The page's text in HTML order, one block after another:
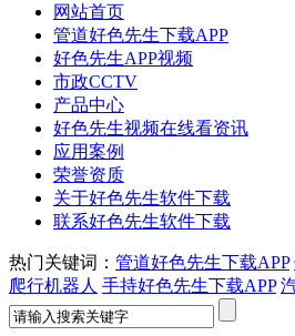
网站首页
管道好色先生下载APP
好色先生APP视频
市政CCTV
产品中心
好色先生视频在线看资讯
应用案例
荣誉资质
关于好色先生软件下载
联系好色先生软件下载
热门关键词： 管道好色先生下载APP
爬行机器人 手持好色先生下载APP